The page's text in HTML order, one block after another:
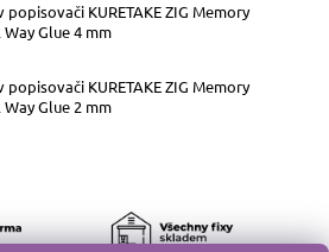
popisovači KURETAKE ZIG Memory
Way Glue 4 mm
popisovači KURETAKE ZIG Memory
Way Glue 2 mm